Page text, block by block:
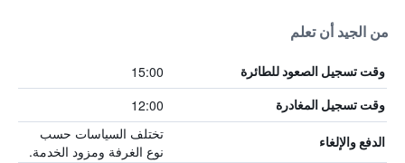
من الجيد أن تعلم
وقت تسجيل الصعود للطائرة 15:00
وقت تسجيل المغادرة 12:00
الدفع والإلغاء
تختلف السياسات حسب
نوع الغرفة ومزود الخدمة.